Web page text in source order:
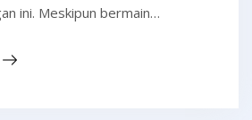
ini. Meskipun bermain…